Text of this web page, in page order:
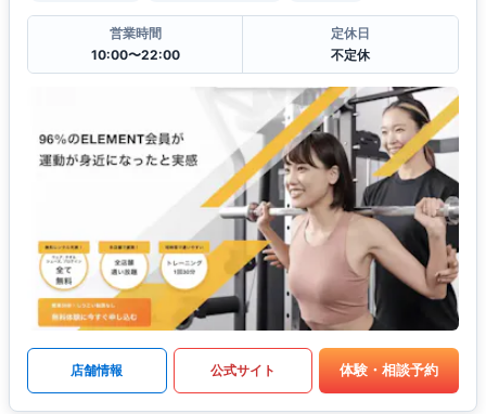
営業時間
10:00〜22:00
定休日
不定休
店舗情報 公式サイト 体験・相談予約